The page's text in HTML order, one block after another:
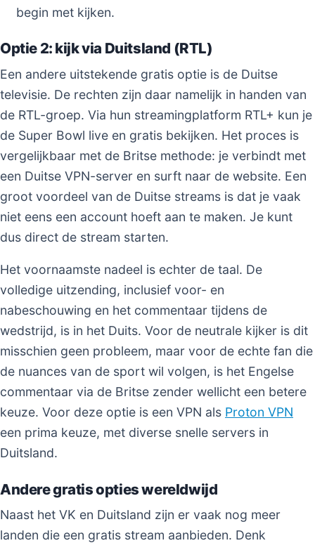
begin met kijken.
Optie 2: kijk via Duitsland (RTL)
Een andere uitstekende gratis optie is de Duitse
televisie. De rechten zijn daar namelijk in handen van
de RTL-groep. Via hun streamingplatform RTL+ kun je
de Super Bowl live en gratis bekijken. Het proces is
vergelijkbaar met de Britse methode: je verbindt met
een Duitse VPN-server en surft naar de website. Een
groot voordeel van de Duitse streams is dat je vaak
niet eens een account hoeft aan te maken. Je kunt
dus direct de stream starten.
Het voornaamste nadeel is echter de taal. De
volledige uitzending, inclusief voor- en
nabeschouwing en het commentaar tijdens de
wedstrijd, is in het Duits. Voor de neutrale kijker is dit
misschien geen probleem, maar voor de echte fan die
de nuances van de sport wil volgen, is het Engelse
commentaar via de Britse zender wellicht een betere
keuze. Voor deze optie is een VPN als Proton VPN
een prima keuze, met diverse snelle servers in
Duitsland.
Andere gratis opties wereldwijd
Naast het VK en Duitsland zijn er vaak nog meer
landen die een gratis stream aanbieden. Denk